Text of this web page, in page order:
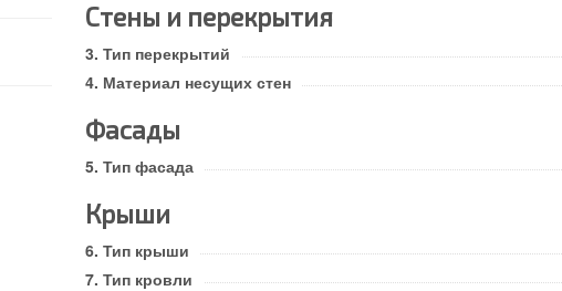
Стены и перекрытия
Тип перекрытий
Материал несущих стен
Фасады
Тип фасада
Крыши
Тип крыши
Тип кровли